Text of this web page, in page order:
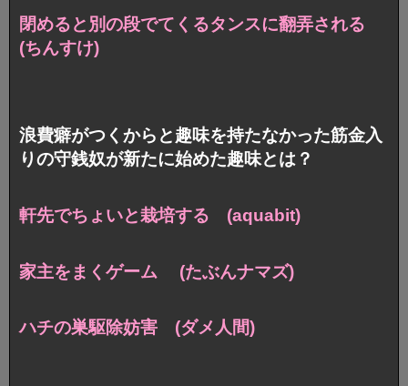
閉めると別の段でてくるタンスに翻弄される
(ちんすけ)
浪費癖がつくからと趣味を持たなかった筋金入
りの守銭奴が新たに始めた趣味とは？
軒先でちょいと栽培する (aquabit)
家主をまくゲーム (たぶんナマズ)
ハチの巣駆除妨害 (ダメ人間)